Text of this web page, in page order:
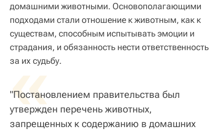
домашними животными. Основополагающими
подходами стали отношение к животным, как к
существам, способным испытывать эмоции и
страдания, и обязанность нести ответственность
за их судьбу.
«
"Постановлением правительства был
утвержден перечень животных,
запрещенных к содержанию в домашних